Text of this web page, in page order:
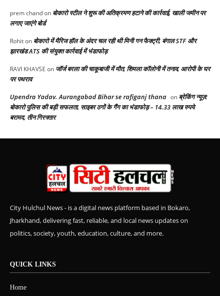
prem chandon बोकारो स्टील ने शुरू की अतिक्रमण हटाने की कार्रवाई, खाली जमीन पर
लगाए जाएंगे बोर्ड
Rohiton बोकारो में मैरिज हॉल के अंदर चल रही थी मिनी गन फैक्ट्री, बंगाल STF और
झारखंड ATS की संयुक्त कार्रवाई में भंडाफोड़
RAVI KHAVSE on जॉर्ज बरला की चाकूबाजी में मौत, शिमला कॉलोनी में तनाव, आरोपी के घर
पर पथराव
Upendra Yadav. Aurangabad Bihar se rafiganj thana on ब्रेकिंग न्यूज़:
बोकारो पुलिस की बड़ी सफलता, साइबर ठगों के गैंग का भंडाफोड़ – 14.33 लाख रुपये
बरामद, तीन गिरफ्तार
City Hulchul News - is a digital news platform based in Bokaro,
Jharkhand, delivering fast, reliable, and local news updates on
politics, society, youth, education, culture, and more.
QUICK LINKS
Home